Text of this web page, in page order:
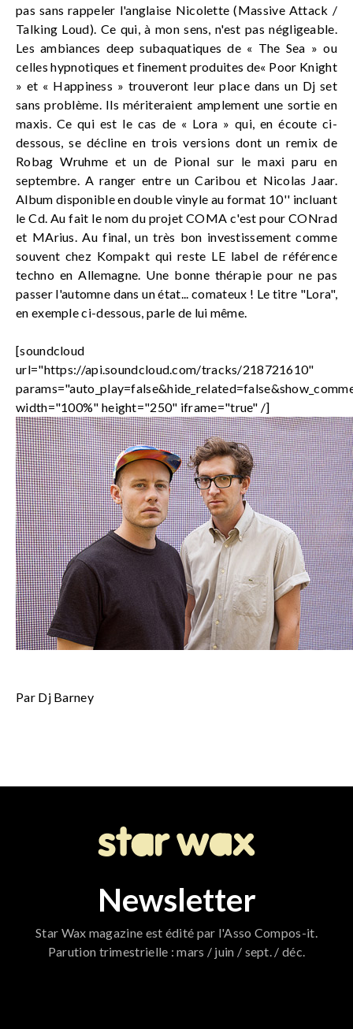
pas sans rappeler l'anglaise Nicolette (Massive Attack /
Talking Loud). Ce qui, à mon sens, n'est pas négligeable.
Les ambiances deep subaquatiques de « The Sea » ou
celles hypnotiques et finement produites de« Poor Knight
» et « Happiness » trouveront leur place dans un Dj set
sans problème. Ils mériteraient amplement une sortie en
maxis. Ce qui est le cas de « Lora » qui, en écoute ci-
dessous, se décline en trois versions dont un remix de
Robag Wruhme et un de Pional sur le maxi paru en
septembre. A ranger entre un Caribou et Nicolas Jaar.
Album disponible en double vinyle au format 10'' incluant
le Cd. Au fait le nom du projet COMA c'est pour CONrad
et MArius. Au final, un très bon investissement comme
souvent chez Kompakt qui reste LE label de référence
techno en Allemagne. Une bonne thérapie pour ne pas
passer l'automne dans un état... comateux ! Le titre "Lora",
en exemple ci-dessous, parle de lui même.
[soundcloud
url="https://api.soundcloud.com/tracks/218721610"
width="100%" height="250" iframe="true" /]
Par Dj Barney
Newsletter
Star Wax magazine est édité par l'Asso Compos-it.
Parution trimestrielle : mars / juin / sept. / déc.